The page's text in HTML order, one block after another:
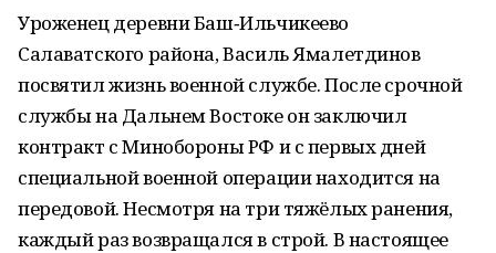
Уроженец деревни Баш‑Ильчикеево
Салаватского района, Василь Ямалетдинов
посвятил жизнь военной службе. После срочной
службы на Дальнем Востоке он заключил
контракт с Минобороны РФ и с первых дней
специальной военной операции находится на
передовой. Несмотря на три тяжёлых ранения,
каждый раз возвращался в строй. В настоящее